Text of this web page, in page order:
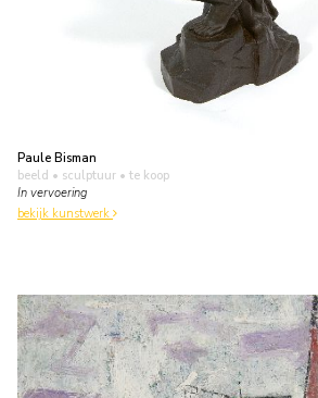
Paule Bisman
beeld • sculptuur • te koop
In vervoering
bekijk kunstwerk